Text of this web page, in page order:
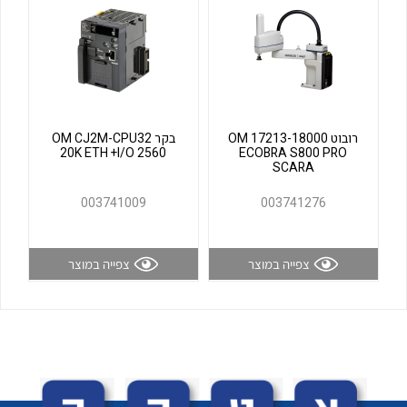
לכל מוצרי היצרן לכל מוצרי היצרן
רובוט OM 17213-18000
ECOBRA S800 PRO
SCARA
003741276
צפייה במוצר
בקר OM CJ2M-CPU32
20K ETH +I/O 2560
003741009
צפייה במוצר